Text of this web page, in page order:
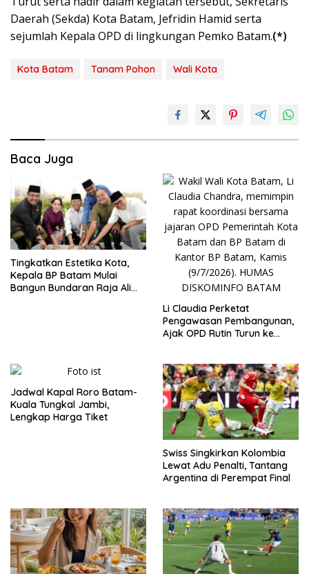
Daerah (Sekda) Kota Batam, Jefridin Hamid serta
sejumlah Kepala OPD di lingkungan Pemko Batam.(*)
Kota Batam Tanam Pohon Wali Kota
Baca Juga
Tingkatkan Estetika Kota,
Kepala BP Batam Mulai
Bangun Bundaran Raja Ali
Li Claudia Perketat
Pengawasan Pembangunan,
Ajak OPD Rutin Turun ke
Jadwal Kapal Roro Batam-
Kuala Tungkal Jambi,
Lengkap Harga Tiket
Swiss Singkirkan Kolombia
Lewat Adu Penalti, Tantang
Argentina di Perempat Final